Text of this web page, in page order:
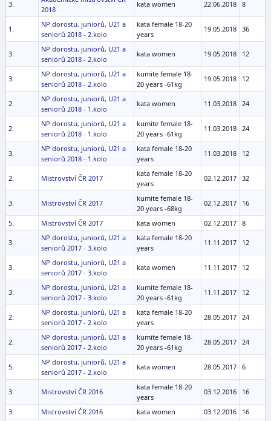
3.
2018
kata women 22.06.2018 8
1.
NP dorostu, juniorů, U21 a
seniorů 2018 - 2.kolo
kata female 18-20
years
19.05.2018 36
3.
NP dorostu, juniorů, U21 a
seniorů 2018 - 2.kolo
kata women 19.05.2018 12
3.
NP dorostu, juniorů, U21 a
seniorů 2018 - 2.kolo
kumite female 18-
20 years -61kg
19.05.2018 12
2.
NP dorostu, juniorů, U21 a
seniorů 2018 - 1.kolo
kata women 11.03.2018 24
2.
NP dorostu, juniorů, U21 a
seniorů 2018 - 1.kolo
kumite female 18-
20 years -61kg
11.03.2018 24
3.
NP dorostu, juniorů, U21 a
seniorů 2018 - 1.kolo
kata female 18-20
years
11.03.2018 12
2. Mistrovství ČR 2017
kata female 18-20
years
02.12.2017 32
3. Mistrovství ČR 2017
kumite female 18-
20 years -68kg
02.12.2017 16
5. Mistrovství ČR 2017 kata women 02.12.2017 8
3.
NP dorostu, juniorů, U21 a
seniorů 2017 - 3.kolo
kata female 18-20
years
11.11.2017 12
3.
NP dorostu, juniorů, U21 a
seniorů 2017 - 3.kolo
kata women 11.11.2017 12
3.
NP dorostu, juniorů, U21 a
seniorů 2017 - 3.kolo
kumite female 18-
20 years -61kg
11.11.2017 12
2.
NP dorostu, juniorů, U21 a
seniorů 2017 - 2.kolo
kata female 18-20
years
28.05.2017 24
2.
NP dorostu, juniorů, U21 a
seniorů 2017 - 2.kolo
kumite female 18-
20 years -61kg
28.05.2017 24
5.
NP dorostu, juniorů, U21 a
seniorů 2017 - 2.kolo
kata women 28.05.2017 6
3. Mistrovství ČR 2016
kata female 18-20
years
03.12.2016 16
3. Mistrovství ČR 2016 kata women 03.12.2016 16